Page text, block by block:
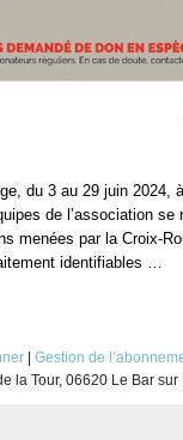
du 3 au 29 juin 2024,
de l’association
menées par la Croix-
identifiables …
Gestion de
la Tour, 06620 Le Bar sur